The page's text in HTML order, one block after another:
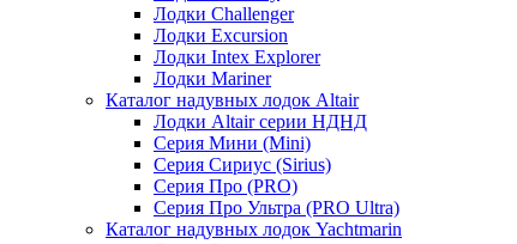
Лодки Challenger
Лодки Excursion
Лодки Intex Explorer
Лодки Mariner
Каталог надувных лодок Altair
Лодки Altair серии НДНД
Серия Мини (Mini)
Серия Сириус (Sirius)
Серия Про (PRO)
Серия Про Ультра (PRO Ultra)
Каталог надувных лодок Yachtmarin